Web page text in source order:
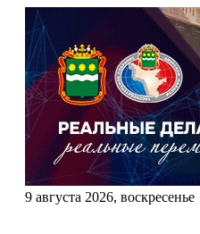
9 августа 2026, воскресенье